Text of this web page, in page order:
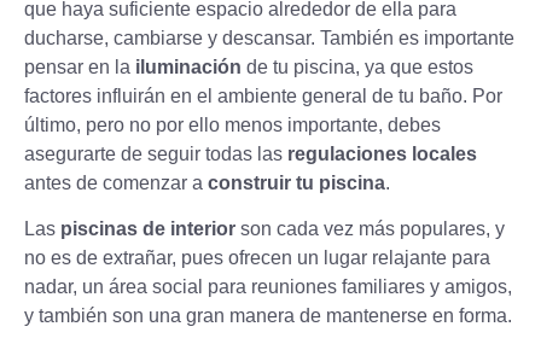
que haya suficiente espacio alrededor de ella para
ducharse, cambiarse y descansar. También es importante
pensar en la iluminación de tu piscina, ya que estos
factores influirán en el ambiente general de tu baño. Por
último, pero no por ello menos importante, debes
asegurarte de seguir todas las regulaciones locales
antes de comenzar a construir tu piscina.
Las piscinas de interior son cada vez más populares, y
no es de extrañar, pues ofrecen un lugar relajante para
nadar, un área social para reuniones familiares y amigos,
y también son una gran manera de mantenerse en forma.